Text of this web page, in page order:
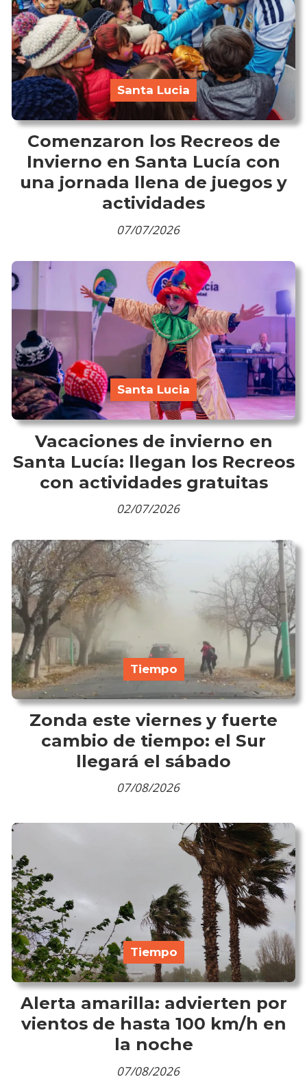
Comenzaron los Recreos de
Invierno en Santa Lucía con
una jornada llena de juegos y
actividades
Santa Lucia
07/07/2026
Vacaciones de invierno en
Santa Lucía: llegan los Recreos
con actividades gratuitas
Santa Lucia
02/07/2026
Zonda este viernes y fuerte
cambio de tiempo: el Sur
llegará el sábado
Tiempo
07/08/2026
Alerta amarilla: advierten por
vientos de hasta 100 km/h en
la noche
Tiempo
07/08/2026